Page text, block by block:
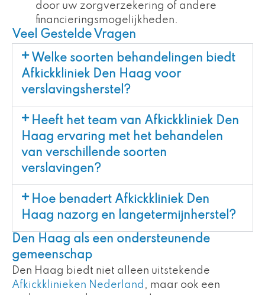
door uw zorgverzekering of andere
financieringsmogelijkheden.
Veel Gestelde Vragen
Welke soorten behandelingen biedt
Afkickkliniek Den Haag voor
verslavingsherstel?
Heeft het team van Afkickkliniek Den
Haag ervaring met het behandelen
van verschillende soorten
verslavingen?
Hoe benadert Afkickkliniek Den
Haag nazorg en langetermijnherstel?
Den Haag als een ondersteunende
gemeenschap
Den Haag biedt niet alleen uitstekende
Afkickklinieken Nederland , maar ook een